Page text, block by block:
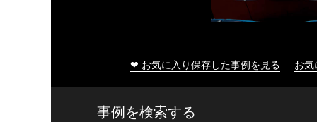
❤ お気に入り保存した事例を見る お
事例を検索する